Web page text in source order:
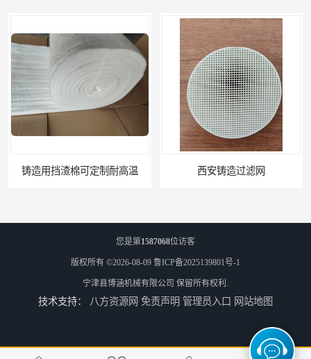
棉可定制耐高温 西安铸造过滤网
延安铸造过滤网 喀什铸造过滤网
您是第1587068位访客
版权所有 ©2026-08-09 鲁ICP备2025139801号-1
宁津县博涵机械有限公司 保留所有权利.
技术支持： 八方资源网 免责声明 管理员入口 网站地图